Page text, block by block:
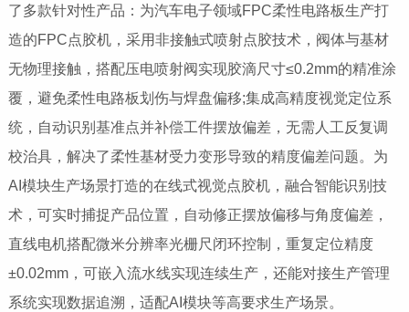
了多款针对性产品：为汽车电子领域FPC柔性电路板生产打
造的FPC点胶机，采用非接触式喷射点胶技术，阀体与基材
无物理接触，搭配压电喷射阀实现胶滴尺寸≤0.2mm的精准涂
覆，避免柔性电路板划伤与焊盘偏移;集成高精度视觉定位系
统，自动识别基准点并补偿工件摆放偏差，无需人工反复调
校治具，解决了柔性基材受力变形导致的精度偏差问题。为
AI模块生产场景打造的在线式视觉点胶机，融合智能识别技
术，可实时捕捉产品位置，自动修正摆放偏移与角度偏差，
直线电机搭配微米分辨率光栅尺闭环控制，重复定位精度
±0.02mm，可嵌入流水线实现连续生产，还能对接生产管理
系统实现数据追溯，适配AI模块等高要求生产场景。